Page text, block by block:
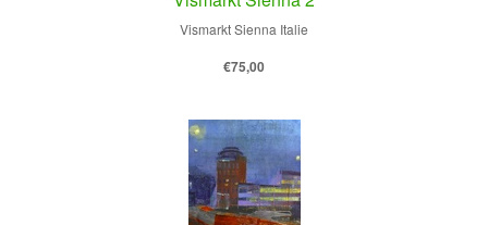
Vismarkt Sienna Italie
€75,00